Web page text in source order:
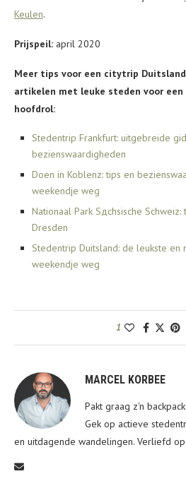
Keulen.
Prijspeil: april 2020
Meer tips voor een citytrip
artikelen met leuke steden voor een
hoofdrol:
Stedentrip Frankfurt: uitgebreide
bezienswaardigheden
Doen in Koblenz: tips en
weekendje weg
Nationaal Park Sдchsische
Dresden
Stedentrip Duitsland: de leukste
weekendje weg
1
MARCEL KORBEE
Pakt graag z'n
Gek op actieve
en uitdagende wandelingen. Verliefd